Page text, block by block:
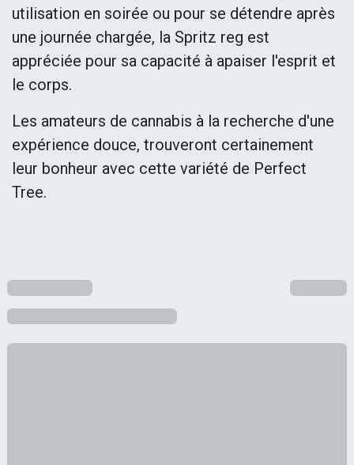
utilisation en soirée ou pour se détendre après
une journée chargée, la Spritz reg est
appréciée pour sa capacité à apaiser l'esprit et
le corps.
Les amateurs de cannabis à la recherche d'une
expérience douce, trouveront certainement
leur bonheur avec cette variété de Perfect
Tree.